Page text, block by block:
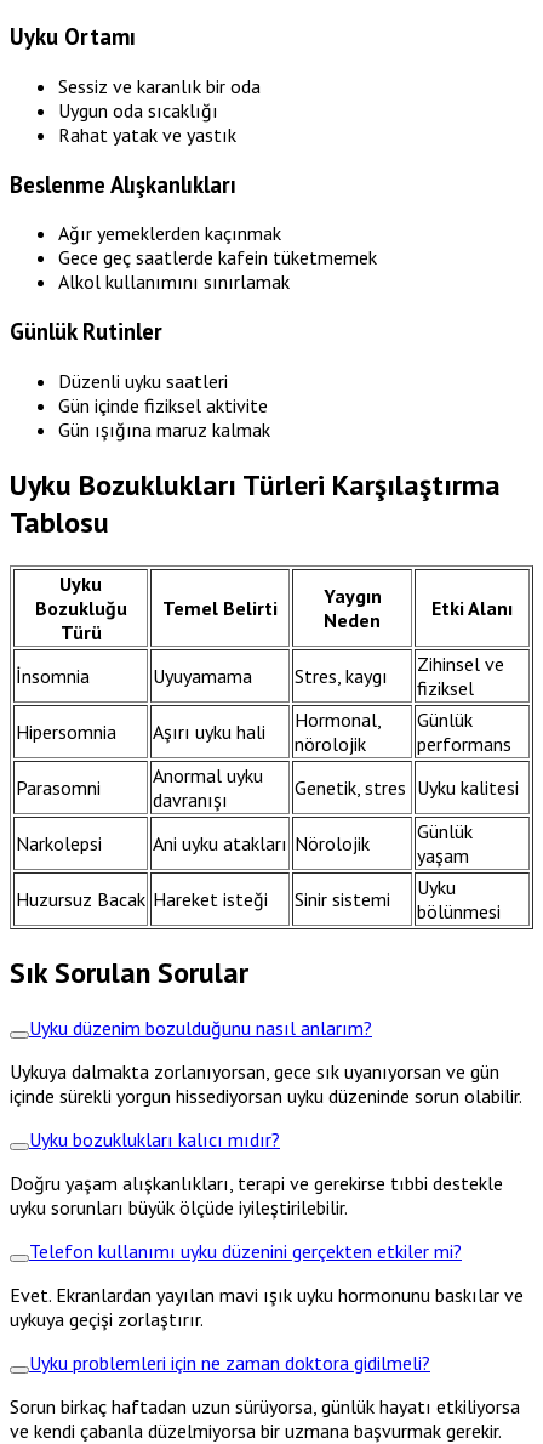
Uyku Ortamı
Sessiz ve karanlık bir oda
Uygun oda sıcaklığı
Rahat yatak ve yastık
Beslenme Alışkanlıkları
Ağır yemeklerden kaçınmak
Gece geç saatlerde kafein tüketmemek
Alkol kullanımını sınırlamak
Günlük Rutinler
Düzenli uyku saatleri
Gün içinde fiziksel aktivite
Gün ışığına maruz kalmak
Uyku Bozuklukları Türleri Karşılaştırma
Tablosu
Uyku
Bozukluğu
Türü
Temel Belirti
Yaygın
Neden
Etki Alanı
İnsomnia Uyuyamama Stres, kaygı
Zihinsel ve
fiziksel
Hipersomnia
Aşırı uyku hali
Hormonal,
nörolojik
Günlük
performans
Parasomni
Anormal uyku
davranışı
Genetik, stres Uyku kalitesi
Narkolepsi Ani uyku atakları Nörolojik
Günlük
yaşam
Huzursuz Bacak Hareket isteği Sinir sistemi
Uyku
bölünmesi
Sık Sorulan Sorular
Uyku düzenim bozulduğunu nasıl anlarım?
Uykuya dalmakta zorlanıyorsan, gece sık uyanıyorsan ve gün
içinde sürekli yorgun hissediyorsan uyku düzeninde sorun olabilir.
Uyku bozuklukları kalıcı mıdır?
Doğru yaşam alışkanlıkları, terapi ve gerekirse tıbbi destekle
uyku sorunları büyük ölçüde iyileştirilebilir.
Telefon kullanımı uyku düzenini gerçekten etkiler mi?
Evet. Ekranlardan yayılan mavi ışık uyku hormonunu baskılar ve
uykuya geçişi zorlaştırır.
Uyku problemleri için ne zaman doktora gidilmeli?
Sorun birkaç haftadan uzun sürüyorsa, günlük hayatı etkiliyorsa
ve kendi çabanla düzelmiyorsa bir uzmana başvurmak gerekir.